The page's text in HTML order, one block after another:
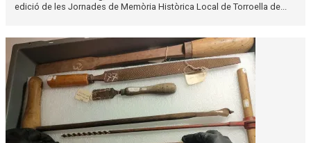
edició de les Jornades de Memòria Històrica Local de Torroella de...